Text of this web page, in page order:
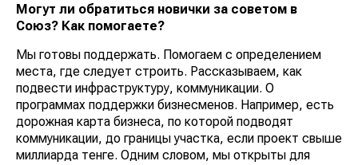
Могут ли обратиться новички за советом в
Союз? Как помогаете?
Мы готовы поддержать. Помогаем с определением
места, где следует строить. Рассказываем, как
подвести инфраструктуру, коммуникации. О
программах поддержки бизнесменов. Например, есть
дорожная карта бизнеса, по которой подводят
коммуникации, до границы участка, если проект свыше
миллиарда тенге. Одним словом, мы открыты для